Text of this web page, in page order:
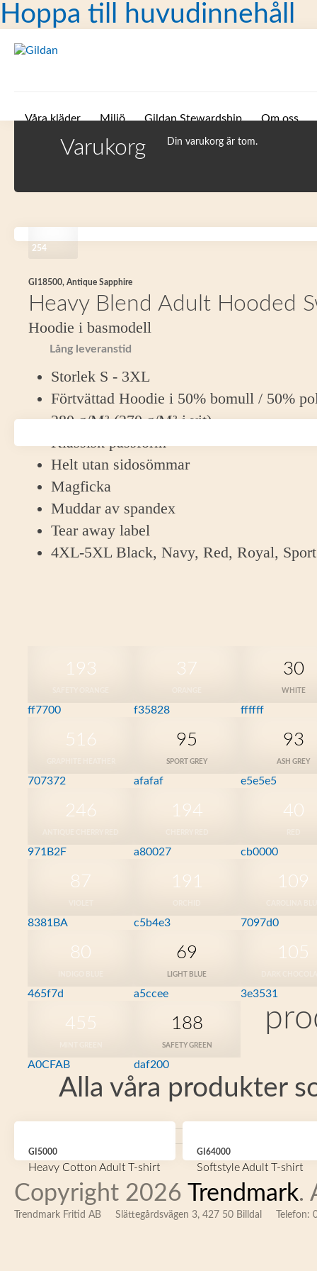
Hoppa till huvudinnehåll
Våra kläder Miljö Gildan Stewardship Om oss
Varukorg Din varukorg är tom.
254
GI18500, Antique Sapphire
Heavy Blend Adult Hooded
Hoodie i basmodell
Lång leveranstid
Storlek S - 3XL
Förtvättad Hoodie i 50% bomull / 50%
280 g/M² (270 g/M² i vit)
Klassisk passform
Helt utan sidosömmar
Magficka
Muddar av spandex
Tear away label
4XL-5XL Black, Navy, Red, Royal,
193
ff7700
37
f35828
30
WHITE
ffffff
516
707372
95
SPORT GREY
afafaf
93
ASH GREY
e5e5e5
246
971B2F
194
a80027
40
cb0000
87
8381BA
191
c5b4e3
109
7097d0
80
465f7d
69
LIGHT BLUE
a5ccee
105
3e3531
455
A0CFAB
188
SAFETY GREEN
daf200
Alla våra produkter
GI5000
Heavy Cotton Adult T-shirt
GI64000
Softstyle Adult T-shirt
Copyright 2026 Trendmark.
Trendmark Fritid AB Slättegårdsvägen 3, 427 50 Billdal Telefon: